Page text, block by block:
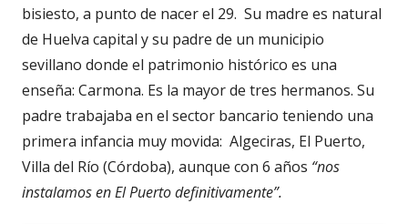
bisiesto, a punto de nacer el 29. Su madre es natural
de Huelva capital y su padre de un municipio
sevillano donde el patrimonio histórico es una
enseña: Carmona. Es la mayor de tres hermanos. Su
padre trabajaba en el sector bancario teniendo una
primera infancia muy movida: Algeciras, El Puerto,
Villa del Río (Córdoba), aunque con 6 años “nos
instalamos en El Puerto definitivamente”.